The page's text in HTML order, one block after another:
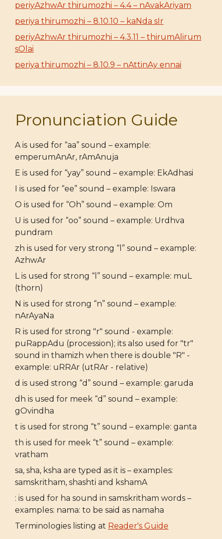
periyAzhwAr thirumozhi – 4.4 – nAvakAriyam
periya thirumozhi – 8.10.10 – kaNda sIr
periyAzhwAr thirumozhi – 4.3.11 – thirumAlirum
sOlai
periya thirumozhi – 8.10.9 – nAttinAy ennai
Pronunciation Guide
A is used for “aa” sound – example:
emperumAnAr, rAmAnuja
E is used for “yay” sound – example: EkAdhasi
I is used for “ee” sound – example: Iswara
O is used for “Oh” sound – example: Om
U is used for “oo” sound – example: Urdhva
pundram
zh is used for very strong “l” sound – example:
AzhwAr
L is used for strong “l” sound – example: muL
(thorn)
N is used for strong “n” sound – example:
nArAyaNa
R is used for strong "r" sound - example:
puRappAdu (procession); its also used for "tr"
sound in thamizh when there is double "R" -
example: uRRAr (utRAr - relative)
d is used strong “d” sound – example: garuda
dh is used for meek “d” sound – example:
gOvindha
t is used for strong “t” sound – example: ganta
th is used for meek “t” sound – example:
vratham
sa, sha, ksha are typed as it is – examples:
samskritham, shashti and kshamA
: is used for ha sound in samskritham words –
examples: nama: to be said as namaha
Terminologies listing at Reader's Guide